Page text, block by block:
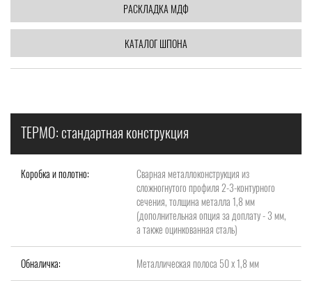
РАСКЛАДКА МДФ
КАТАЛОГ ШПОНА
ТЕРМО: стандартная конструкция
Коробка и полотно:
Сварная металлоконструкция из
сложногнутого профиля 2-3-контурного
сечения, толщина металла 1,8 мм
(дополнительная опция за доплату - 3 мм,
а также оцинкованная сталь)
Обналичка: Металлическая полоса 50 х 1,8 мм